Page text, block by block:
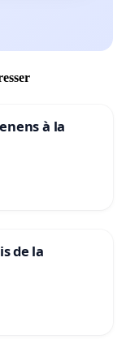
n'est pas
!
confondues,a-t-
revendiquer la
pourrait
races
dans
à la
de la